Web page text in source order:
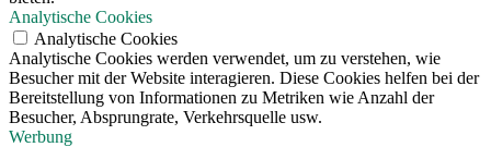
Analytische Cookies
Analytische Cookies
Analytische Cookies werden verwendet, um zu verstehen, wie
Besucher mit der Website interagieren. Diese Cookies helfen bei der
Bereitstellung von Informationen zu Metriken wie Anzahl der
Besucher, Absprungrate, Verkehrsquelle usw.
Werbung